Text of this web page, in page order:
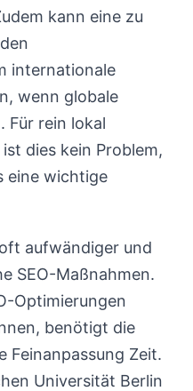
kann eine zu
internationale
wenn globale
Für rein lokal
dies kein Problem,
eine wichtige
aufwändiger und
SEO-Maßnahmen.
Optimierungen
benötigt die
Feinanpassung Zeit.
Universität Berlin